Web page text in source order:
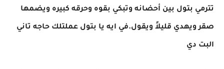
تترمي بتول بين أحضانه وتبكي بقوه وحرقه كبيره ويضمها
صقر ويهدي قليلاً ويقول.في ايه يا بتول عملتلك حاجه تاني
البت دي